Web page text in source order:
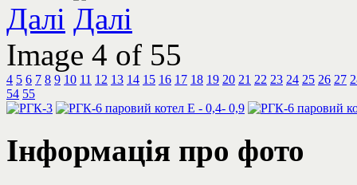
Далі
Image 4 of 55
4 5 6 7 8 9 10 11 12 13 14 15 16 17 18 19 20 21 22 23 24 25 26 27
54 55
Інформація про фото